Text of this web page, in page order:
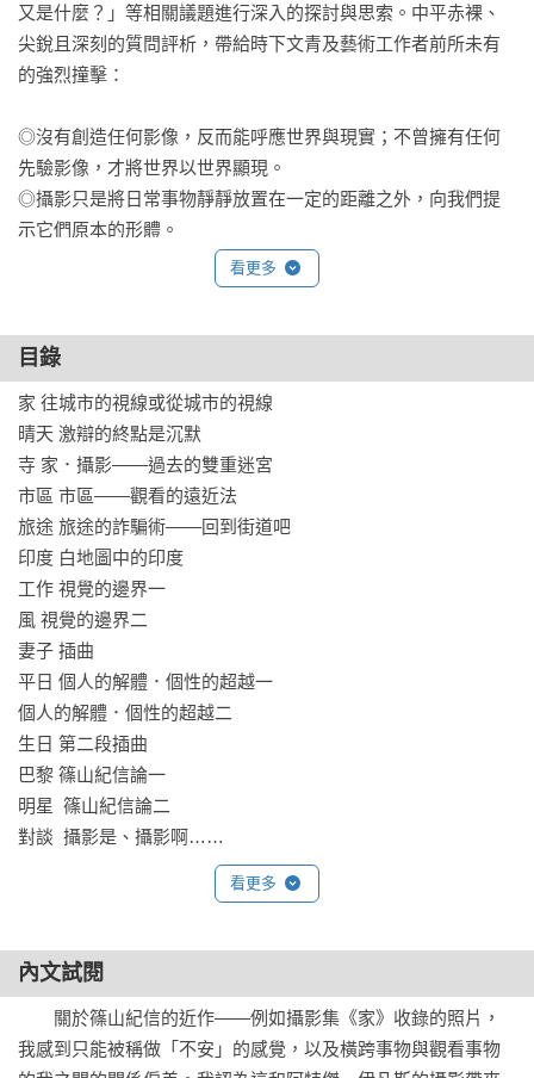
又是什麼？」等相關議題進行深入的探討與思索。中平赤裸、
尖銳且深刻的質問評析，帶給時下文青及藝術工作者前所未有
的強烈撞擊：
◎沒有創造任何影像，反而能呼應世界與現實；不曾擁有任何
先驗影像，才將世界以世界顯現。
◎攝影只是將日常事物靜靜放置在一定的距離之外，向我們提
示它們原本的形體。
◎當事物開始訴說除了單純的事物以外，什麼也不是的事實
——那就是事物對人類反動的開始。
射回來的敵意視線時，才能讓攝影家按下快門。
◎把不認識的人都當成熟人，把熟人當成如同不認識的人，凝
視「世界」與「私」，觀察他們。
◎攝影所擁有的是只有攝影才能擁有的魔術，是把所有的想像
和妄想強制拖引出來的觸媒；攝影——是時間的陷沒。
◎當事物的細節都達到極限，而被鮮明捕捉時，幻想和幻視就
在它的對岸浮現；唯有到達視覺邊界的那一刻，才是幻想領域
浮出的瞬間，才開始私的解體。
◎攝影總是背叛它的「作者」的攝影家意識，將超越意識的世
界刺向攝影家，這種偏差是無法替代的。
◎一旦世界、事物開始說話時，攝影家就從攝影的內側安靜地
消失。
◎ 攝影並非消去現實的擬態，是根據再一次返回原本的現實，
而對現實的總體提出問號。
◎一切焦點清晰，意義的背後，就是一片的曖昧，是堅定支撐
意義的背景的欠落。
◎篠山紀信強硬地拉扯事物，然後在最緊張的時刻放手，就是
抗拒我們通常給予現實的意義，然後重新賦予我們自己私的意
疑，「為什麼」？但是攝影家絕對無法獨自回答這個提問，因
為擁有這個問題解答的並不是我們，而是世界。……
長達一年的連載，好評不斷，隔年立即出版成書，是當時重要
看更多
目錄
家 往城市的視線或從城市的視線
晴天 激辯的終點是沉默
寺 家．攝影——過去的雙重迷宮
市區 市區——觀看的遠近法
旅途 旅途的詐騙術——回到街道吧
印度 白地圖中的印度
工作 視覺的邊界一
風 視覺的邊界二
妻子 插曲
平日 個人的解體．個性的超越一
個人的解體．個性的超越二
生日 第二段插曲
巴黎 篠山紀信論一
明星  篠山紀信論二
對談  攝影是、攝影啊……
看更多
內文試閱
關於篠山紀信的近作——例如攝影集《家》收錄的照片，
我感到只能被稱做「不安」的感覺，以及橫跨事物與觀看事物